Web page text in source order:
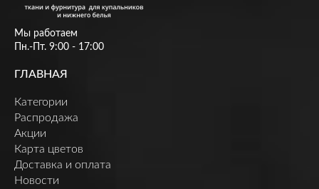
Мы работаем
Пн.-Пт. 9:00 - 17:00
ГЛАВНАЯ
Категории
Распродажа
Акции
Карта цветов
Доставка и оплата
Новости